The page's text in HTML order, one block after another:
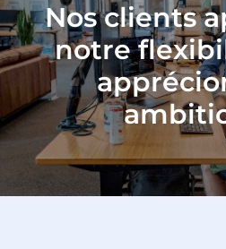
Nos clients
notre